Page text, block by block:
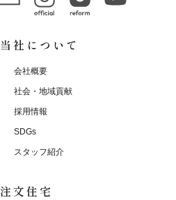
当社について
会社概要
社会・地域貢献
採用情報
SDGs
スタッフ紹介
注文住宅